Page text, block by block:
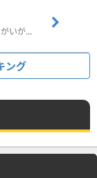
ペットを育ってポイ活しよう！可愛くやりがいがある新感覚アプリ
ング